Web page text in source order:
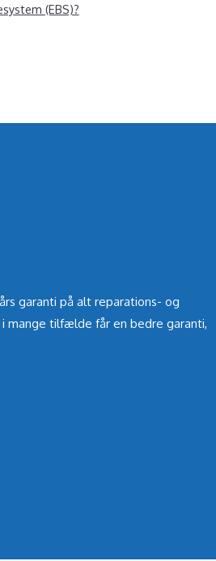
(EBS)?
garanti på alt reparations- og
mange tilfælde får en bedre garanti,